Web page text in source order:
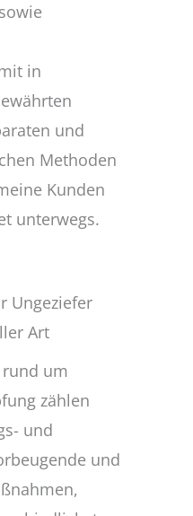
in
und
Methoden
Kunden
unterwegs.
Ungeziefer
Art
um
zählen
und
und